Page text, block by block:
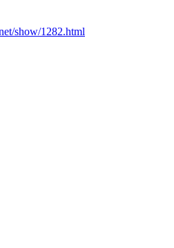
show/1282.html